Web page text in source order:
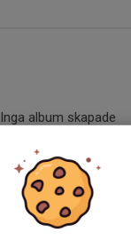
Inga album skapade